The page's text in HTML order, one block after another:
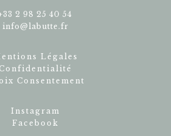
2 98 25 40 54
info@labutte.fr
Légales
Confidentialité
Consentement
Instagram
Facebook